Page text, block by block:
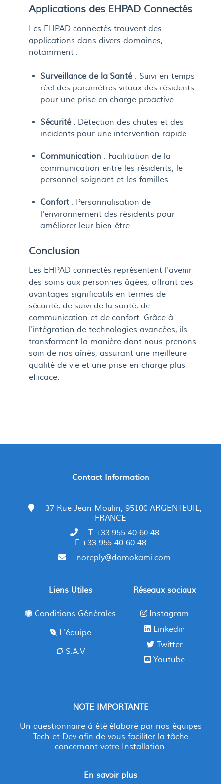
Applications des EHPAD Connectés
Les EHPAD connectés trouvent des
applications dans divers domaines,
notamment :
Surveillance de la Santé : Suivi en temps
réel des paramètres vitaux des résidents
pour une prise en charge proactive.
Sécurité : Détection des chutes et des
incidents pour une intervention rapide.
Communication : Facilitation de la
communication entre les résidents, le
personnel soignant et les familles.
Confort : Personnalisation de
l'environnement des résidents pour
améliorer leur bien-être.
Conclusion
Les EHPAD connectés représentent l'avenir
des soins aux personnes âgées, offrant des
avantages significatifs en termes de
sécurité, de suivi de la santé, de
communication et de confort. Grâce à
l'intégration de technologies avancées, ils
transforment la manière dont nous prenons
soin de nos aînés, assurant une meilleure
qualité de vie et une prise en charge plus
efficace.
Contact Information
37 Rue Jean Moulin, 95100 ARGENTEUIL,
FRANCE
T +33 955 40 60 48
F +33 955 40 60 48
noreply@domokami.com
Liens Utiles
Conditions Générales
L'équipe
S.A.V
Réseaux sociaux
Instagram
Linkedin
Twitter
Youtube
NOTE IMPORTANTE
Un questionnaire à été élaboré par nos équipes
Tech et Dev afin de vous faciliter la tâche
concernant votre Installation.
En savoir plus